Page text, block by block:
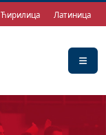
Ћирилица Латиница